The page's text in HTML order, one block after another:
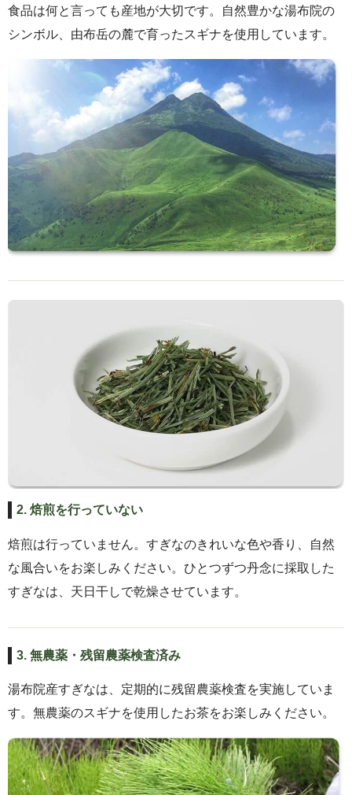
食品は何と言っても産地が大切です。自然豊かな湯布院の
シンボル、由布岳の麓で育ったスギナを使用しています。
2. 焙煎を行っていない
焙煎は行っていません。すぎなのきれいな色や香り、自然
な風合いをお楽しみください。ひとつずつ丹念に採取した
すぎなは、天日干しで乾燥させています。
3. 無農薬・残留農薬検査済み
湯布院産すぎなは、定期的に残留農薬検査を実施していま
す。無農薬のスギナを使用したお茶をお楽しみください。